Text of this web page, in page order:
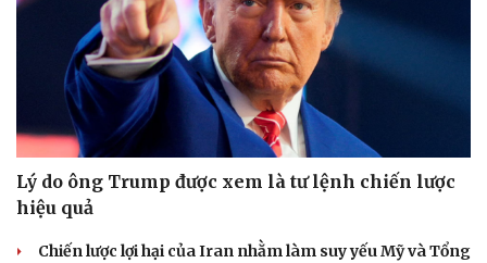
Lý do ông Trump được xem là tư lệnh chiến lược
hiệu quả
Chiến lược lợi hại của Iran nhằm làm suy yếu Mỹ và Tổng